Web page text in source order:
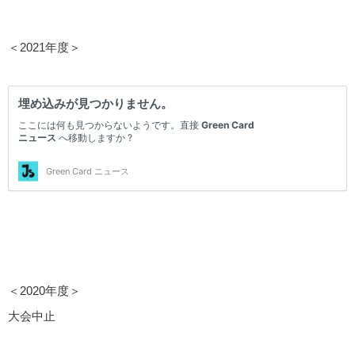
＜2021年度＞
＜2020年度＞
大会中止